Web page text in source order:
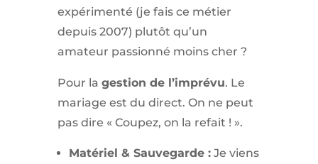
expérimenté (je fais ce métier
depuis 2007) plutôt qu’un
amateur passionné moins cher ?
Pour la gestion de l’imprévu. Le
mariage est du direct. On ne peut
pas dire « Coupez, on la refait ! ».
Matériel & Sauvegarde :Je viens